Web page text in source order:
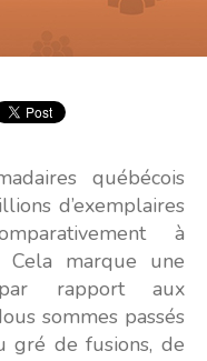
québécois
d’exemplaires
à
marque une
rapport aux
sommes passés
gré de fusions, de